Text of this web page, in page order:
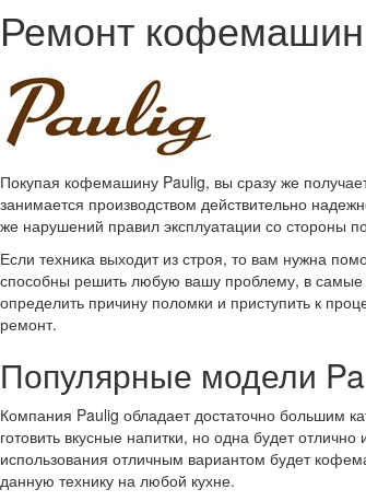
Ремонт
Покупая кофемашину Paulig, вы сразу же
занимается производством действительно
же нарушений правил эксплуатации со стороны
Если техника выходит из строя, то вам нужна
способны решить любую вашу проблему, в самые
определить причину поломки и приступить к
ремонт.
Популярные модели
Компания Paulig обладает достаточно большим
готовить вкусные напитки, но одна будет
использования отличным вариантом будет
данную технику на любой кухне.